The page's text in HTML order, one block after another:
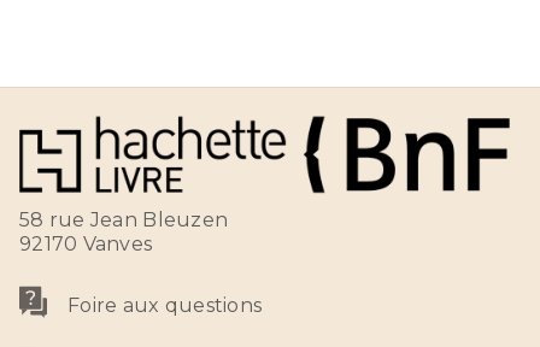
58 rue Jean Bleuzen
92170 Vanves
Foire aux questions